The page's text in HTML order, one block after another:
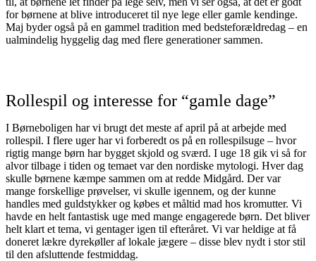
for børnene at blive introduceret til nye lege eller gamle kendinge.
Maj byder også på en gammel tradition med bedsteforældredag – en
ualmindelig hyggelig dag med flere generationer sammen.
Rollespil og interesse for “gamle dage”
I Børneboligen har vi brugt det meste af april på at arbejde med
rollespil. I flere uger har vi forberedt os på en rollespilsuge – hvor
rigtig mange børn har bygget skjold og sværd. I uge 18 gik vi så for
alvor tilbage i tiden og temaet var den nordiske mytologi. Hver dag
skulle børnene kæmpe sammen om at redde Midgård. Der var
mange forskellige prøvelser, vi skulle igennem, og der kunne
handles med guldstykker og købes et måltid mad hos kromutter. Vi
havde en helt fantastisk uge med mange engagerede børn. Det bliver
helt klart et tema, vi gentager igen til efteråret. Vi var heldige at få
doneret lækre dyrekøller af lokale jægere – disse blev nydt i stor stil
til den afsluttende festmiddag.